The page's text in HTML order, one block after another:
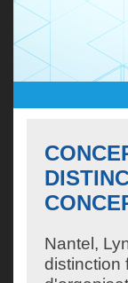
Nantel,
distinction